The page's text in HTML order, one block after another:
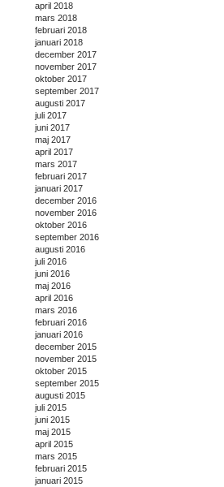
april 2018
mars 2018
februari 2018
januari 2018
december 2017
november 2017
oktober 2017
september 2017
augusti 2017
juli 2017
juni 2017
maj 2017
april 2017
mars 2017
februari 2017
januari 2017
december 2016
november 2016
oktober 2016
september 2016
augusti 2016
juli 2016
juni 2016
maj 2016
april 2016
mars 2016
februari 2016
januari 2016
december 2015
november 2015
oktober 2015
september 2015
augusti 2015
juli 2015
juni 2015
maj 2015
april 2015
mars 2015
februari 2015
januari 2015